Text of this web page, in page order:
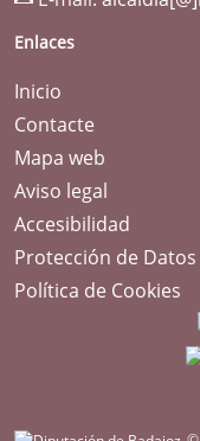
Enlaces
Inicio
Contacte
Mapa web
Aviso legal
Accesibilidad
Protección de Datos
Política de Cookies